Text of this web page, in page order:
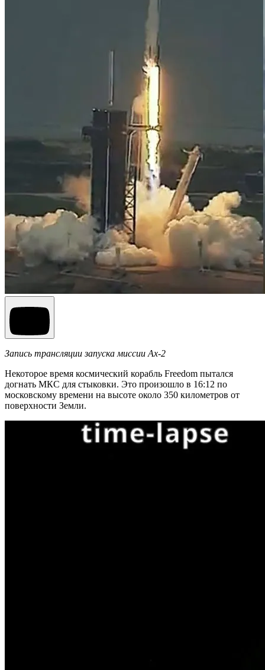
Запись трансляции запуска миссии Ax-2
Некоторое время космический корабль Freedom пытался
догнать МКС для стыковки. Это произошло в 16:12 по
московскому времени на высоте около 350 километров от
поверхности Земли.